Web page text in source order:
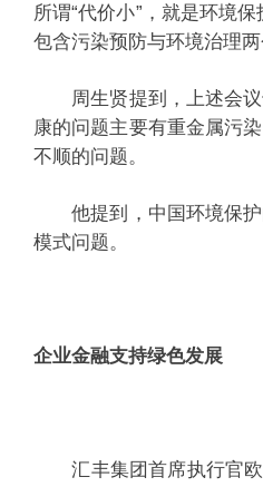
所谓“代价小”，就是环境
包含污染预防与环境治理
周生贤提到，上述会议
康的问题主要有重金属污
不顺的问题。
他提到，中国环境保护
模式问题。
企业金融支持绿色发展
汇丰集团首席执行官欧